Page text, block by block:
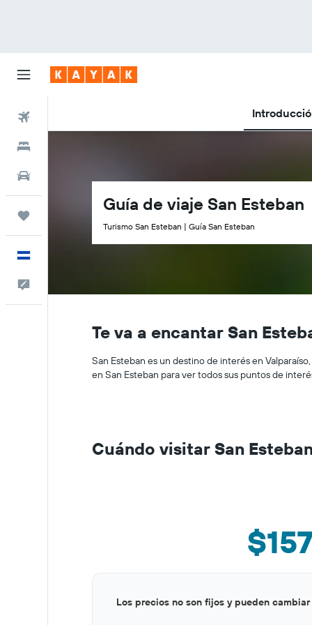
Guía de viaje San Esteban
Turismo San Esteban | Guía San Esteban
Te va a encantar San
San Esteban es un destino de interés en
en San Esteban para ver todos sus puntos de
Cuándo visitar San
$157
graphic.Los precios no son fijos y pueden cambiar